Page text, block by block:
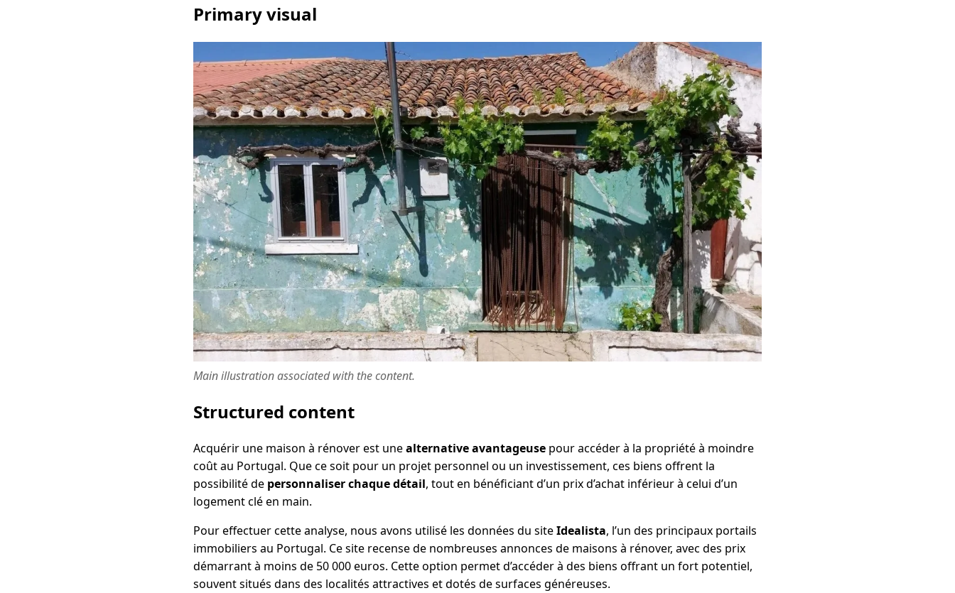
Primary visual
Main illustration associated with the content.
Structured content
Acquérir une maison à rénover est unealternative avantageuse pour accéder à la propriété à moindre
coût au Portugal. Que ce soit pour un projet personnel ou un investissement, ces biens offrent la
possibilité de personnaliser chaque détail, tout en bénéficiant d’un prix d’achat inférieur à celui d’un
logement clé en main.
Pour effectuer cette analyse, nous avons utilisé les données du siteIdealista, l’un des principaux portails
immobiliers au Portugal. Ce site recense de nombreuses annonces de maisons à rénover, avec des prix
démarrant à moins de 50 000 euros. Cette option permet d’accéder à des biens offrant un fort potentiel,
souvent situés dans des localités attractives et dotés de surfaces généreuses.